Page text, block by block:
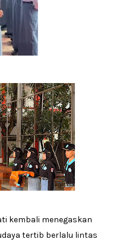
kembali menegaskan
tertib berlalu lintas